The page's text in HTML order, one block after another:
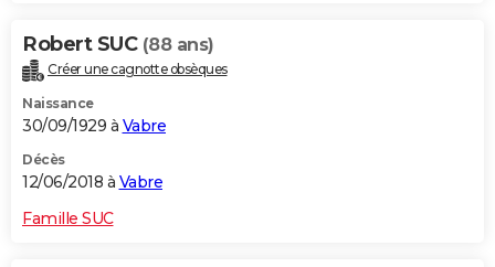
Robert SUC (88 ans)
Créer une cagnotte obsèques
Naissance
30/09/1929 à Vabre
Décès
12/06/2018 à Vabre
Famille SUC